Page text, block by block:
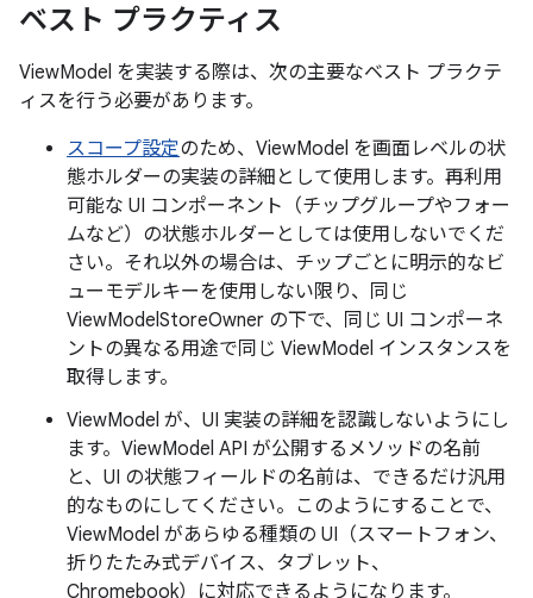
ベスト プラクティス
ViewModel を実装する際は、次の主要なベスト プラクテ
ィスを行う必要があります。
スコープ設定のため、ViewModel を画面レベルの状
態ホルダーの実装の詳細として使用します。再利用
可能な UI コンポーネント（チップグループやフォー
ムなど）の状態ホルダーとしては使用しないでくだ
さい。それ以外の場合は、チップごとに明示的なビ
ューモデルキーを使用しない限り、同じ
ViewModelStoreOwner の下で、同じ UI コンポーネ
ントの異なる用途で同じ ViewModel インスタンスを
取得します。
ViewModel が、UI 実装の詳細を認識しないようにし
ます。ViewModel API が公開するメソッドの名前
と、UI の状態フィールドの名前は、できるだけ汎用
的なものにしてください。このようにすることで、
ViewModel があらゆる種類の UI（スマートフォン、
折りたたみ式デバイス、タブレット、
Chromebook）に対応できるようになります。